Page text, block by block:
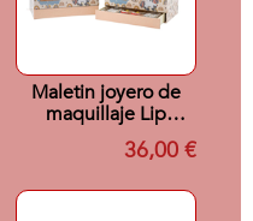
Maletin joyero de
maquillaje Lip
Smacker Beauty
Vanity Case36,00 €